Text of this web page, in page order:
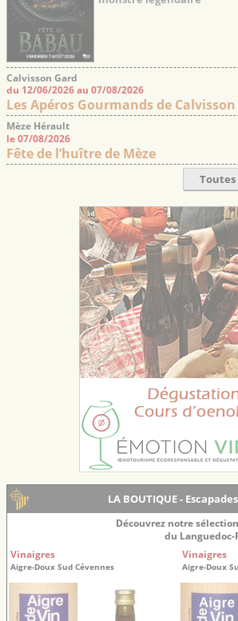
Calvisson Gard
du 12/06/2026 au 07/08/2026
Les Apéros Gourmands de Calvisson
Mèze Hérault
le 07/08/2026
Fête de l’huître de Mèze
LA BOUTIQUE -
Découvrez notre
du
Vinaigres
Aigre-Doux Sud Cévennes
Vinaigres
Aigre-Doux